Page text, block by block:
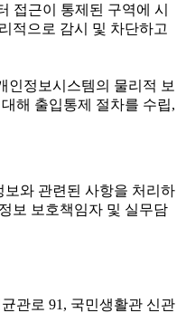
접근이 통제된 구역에 시
적으로 감시 및 차단하고
인정보시스템의 물리적 보
해 출입통제 절차를 수립,
와 관련된 사항을 처리하
보 보호책임자 및 실무담
관로 91, 국민생활관 신관